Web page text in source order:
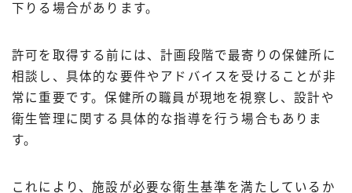
下りる場合があります。
許可を取得する前には、計画段階で最寄りの保健所に
相談し、具体的な要件やアドバイスを受けることが非
常に重要です。保健所の職員が現地を視察し、設計や
衛生管理に関する具体的な指導を行う場合もありま
す。
これにより、施設が必要な衛生基準を満たしているか